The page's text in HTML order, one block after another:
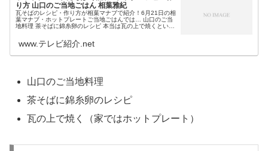
り方 山口のご当地ごはん 相葉雅紀
瓦そばのレシピ・作り方が相葉マナブで紹介！6月21日の相
葉マナブ・ホットプレートご当地ごはんでは… 山口のご当
地料理 茶そばに錦糸卵のレシピ 本当は瓦の上で焼くという
日の相葉マナブで紹介さ...
www.テレビ紹介.net
山口のご当地料理
茶そばに錦糸卵のレシピ
瓦の上で焼く（家ではホットプレート）